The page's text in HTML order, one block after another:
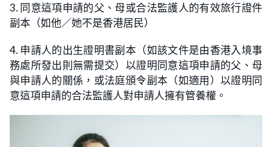
3. 同意這項申請的父、母或合法監護人的有效旅行證件
副本（如他／她不是香港居民）
4. 申請人的出生證明書副本（如該文件是由香港入境事
務處所發出則無需提交）以證明同意這項申請的父、母
與申請人的關係，或法庭頒令副本（如適用）以證明同
意這項申請的合法監護人對申請人擁有管養權。